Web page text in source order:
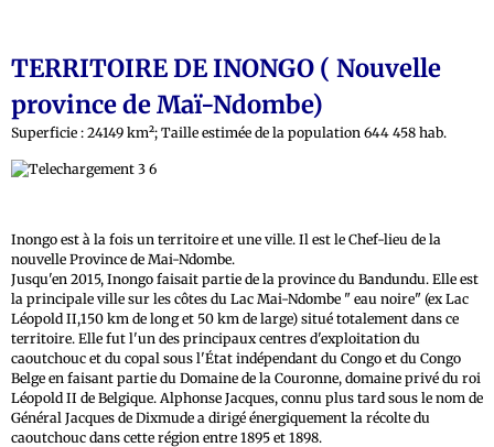
TERRITOIRE DE INONGO ( Nouvelle
province de Maï-Ndombe)
Superficie : 24149 km²; Taille estimée de la population 644 458 hab.
Inongo est à la fois un territoire et une ville. Il est le Chef-lieu de la
nouvelle Province de Mai-Ndombe.
Jusqu'en 2015, Inongo faisait partie de la province du Bandundu. Elle est
la principale ville sur les côtes du Lac Mai-Ndombe " eau noire" (ex Lac
Léopold II,150 km de long et 50 km de large) situé totalement dans ce
territoire. Elle fut l'un des principaux centres d'exploitation du
caoutchouc et du copal sous l'État indépendant du Congo et du Congo
Belge en faisant partie du Domaine de la Couronne, domaine privé du roi
Léopold II de Belgique. Alphonse Jacques, connu plus tard sous le nom de
Général Jacques de Dixmude a dirigé énergiquement la récolte du
caoutchouc dans cette région entre 1895 et 1898.